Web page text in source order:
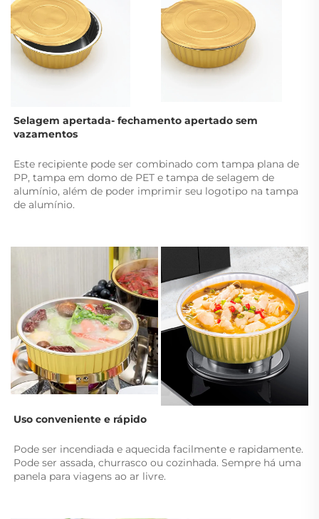
Selagem apertada- fechamento apertado sem
vazamentos
Este recipiente pode ser combinado com tampa plana de
PP, tampa em domo de PET e tampa de selagem de
alumínio, além de poder imprimir seu logotipo na tampa
de alumínio.
Uso conveniente e rápido
Pode ser incendiada e aquecida facilmente e rapidamente.
Pode ser assada, churrasco ou cozinhada. Sempre há uma
panela para viagens ao ar livre.